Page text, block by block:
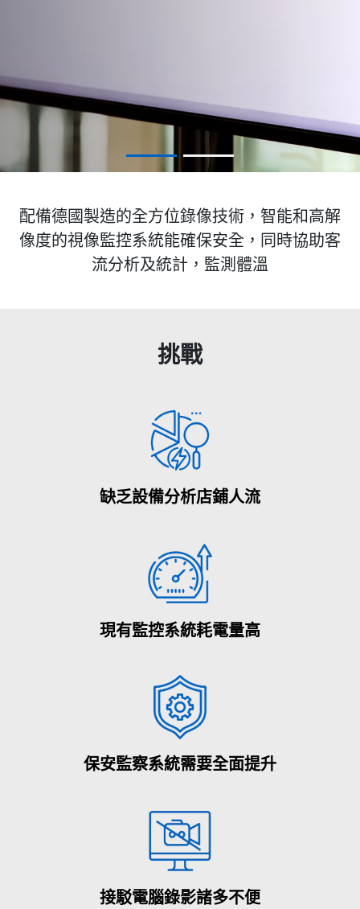
配備德國製造的全方位錄像技術，智能和高解
像度的視像監控系統能確保安全，同時協助客
流分析及統計，監測體溫
挑戰
缺乏設備分析店鋪人流
現有監控系統耗電量高
保安監察系統需要全面提升
接駁電腦錄影諸多不便